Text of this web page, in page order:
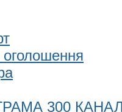
оголошення
300